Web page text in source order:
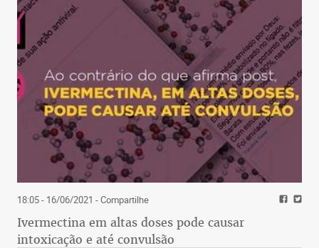
18:05 - 16/06/2021 - Compartilhe
Ivermectina em altas doses pode causar
intoxicação e até convulsão